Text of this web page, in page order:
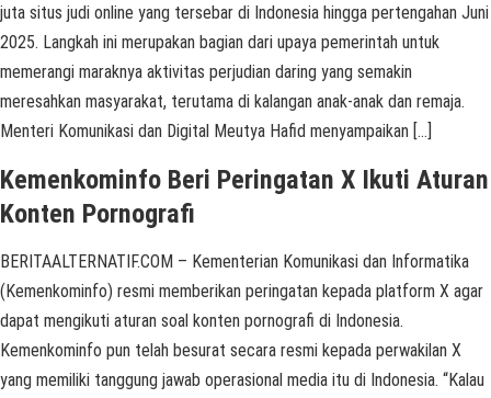
juta situs judi online yang tersebar di Indonesia hingga pertengahan Juni
2025. Langkah ini merupakan bagian dari upaya pemerintah untuk
memerangi maraknya aktivitas perjudian daring yang semakin
meresahkan masyarakat, terutama di kalangan anak-anak dan remaja.
Menteri Komunikasi dan Digital Meutya Hafid menyampaikan […]
Kemenkominfo Beri Peringatan X Ikuti Aturan
Konten Pornografi
BERITAALTERNATIF.COM – Kementerian Komunikasi dan Informatika
(Kemenkominfo) resmi memberikan peringatan kepada platform X agar
dapat mengikuti aturan soal konten pornografi di Indonesia.
Kemenkominfo pun telah besurat secara resmi kepada perwakilan X
yang memiliki tanggung jawab operasional media itu di Indonesia. “Kalau